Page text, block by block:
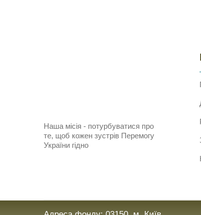
Наша місія - потурбуватися про
те, щоб кожен зустрів Перемогу
України гідно